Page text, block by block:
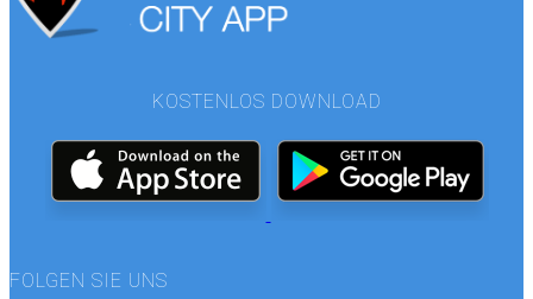
KOSTENLOS DOWNLOAD
FOLGEN SIE UNS